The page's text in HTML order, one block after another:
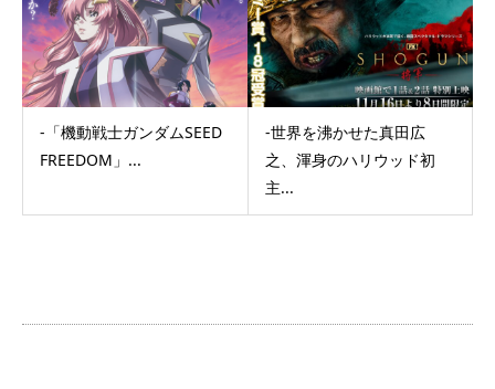
-「機動戦士ガンダムSEED
FREEDOM」...
-世界を沸かせた真田広
之、渾身のハリウッド初
主...